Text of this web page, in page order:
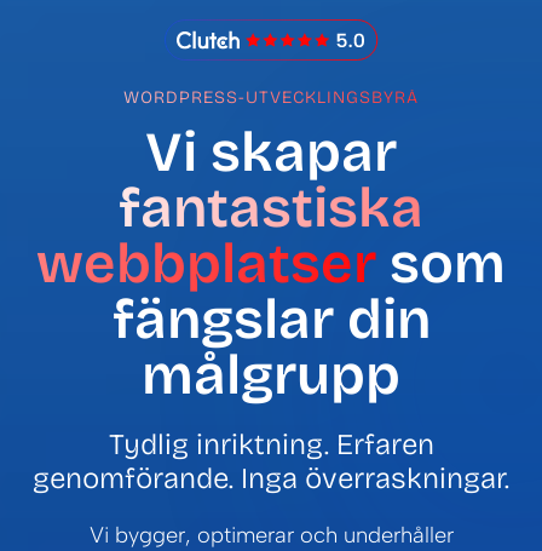
IMADO Reviews
WORDPRESS-UTVECKLINGSBYRÅ
Vi skapar
fantastiska
webbplatser som
fängslar din
målgrupp
Tydlig inriktning. Erfaren
genomförande. Inga överraskningar.
Vi bygger, optimerar och underhåller